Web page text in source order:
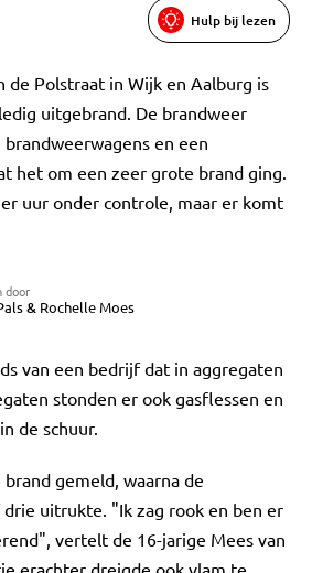
Hulp bij lezen
de Polstraat in Wijk en Aalburg is
uitgebrand. De brandweer
en een
het om een zeer grote brand ging.
uur onder controle, maar er komt
door
& Rochelle Moes
van een bedrijf dat in aggregaten
stonden er ook gasflessen en
de schuur.
gemeld, waarna de
uitrukte. "Ik zag rook en ben er
vertelt de 16-jarige Mees van
erachter dreigde ook vlam te